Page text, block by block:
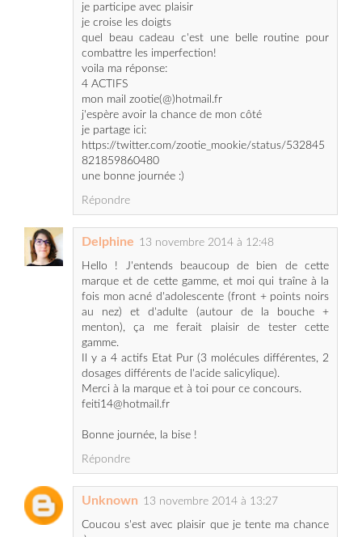
voila ma réponse:
4 ACTIFS
mon mail zootie(@)hotmail.fr
j'espère avoir la chance de mon côté
je partage ici:
https://twitter.com/zootie_mookie/status/532845
821859860480
une bonne journée :)
Répondre
Hello ! J'entends beaucoup de bien de cette
marque et de cette gamme, et moi qui traîne à la
fois mon acné d'adolescente (front + points noirs
au nez) et d'adulte (autour de la bouche +
menton), ça me ferait plaisir de tester cette
gamme.
Il y a 4 actifs Etat Pur (3 molécules différentes, 2
dosages différents de l'acide salicylique).
Merci à la marque et à toi pour ce concours.
feiti14@hotmail.fr
Bonne journée, la bise !
Répondre
Coucou s'est avec plaisir que je tente ma chance
:)
Il y a 4 actifs purs :)
Merci à toi de nous gâter autant :) bonne journée
A bientot